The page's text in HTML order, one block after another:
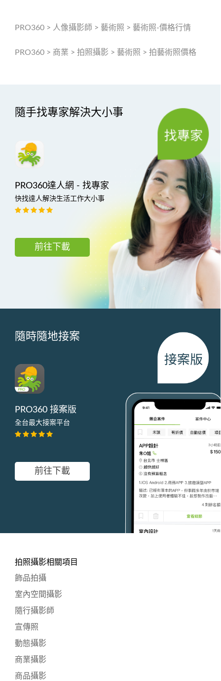
PRO360 > 人像攝影師 > 藝術照 > 藝術照-價格行情
PRO360 > 商業 > 拍照攝影 > 藝術照 > 拍藝術照價格
隨手找專家解決大小事
PRO360達人網 - 找專家
快找達人解決生活工作大小事
前往下載
隨時隨地接案
PRO360 接案版
全台最大接案平台
前往下載
拍照攝影相關項目
飾品拍攝
室內空間攝影
隨行攝影師
宣傳照
動態攝影
商業攝影
商品攝影